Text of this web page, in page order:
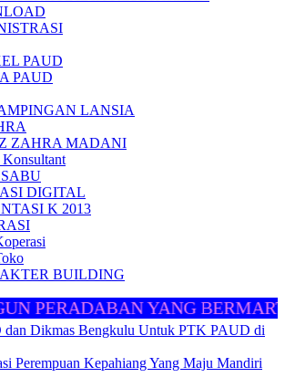
PAUD
PAUD
LANSIA
ZAHRA MADANI
DIGITAL
K 2013
BUILDING
PERADABAN YANG
dan Dikmas Bengkulu Untuk PTK PAUD di
Perempuan Kepahiang Yang Maju Mandiri